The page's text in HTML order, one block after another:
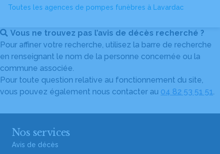
Toutes les agences de pompes funèbres à Lavardac
Vous ne trouvez pas l’avis de décès recherché ?
Pour affiner votre recherche, utilisez la barre de recherche
en renseignant le nom de la personne concernée ou la
commune associée.
Pour toute question relative au fonctionnement du site,
vous pouvez également nous contacter au 04 82 53 51 51.
Nos services
Avis de décès